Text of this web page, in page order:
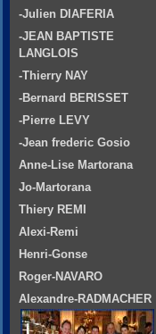
-Julien DIAFERIA
-JEAN BAPTISTE
LANGLOIS
-Thierry NAY
-Bernard BERISSET
-Pierre LEVY
-Jean frederic Gosio
Anne-Lise Martorana
Jo-Martorana
Thiery REMI
Alexi-Remi
Henri-Gonse
Roger-NAVARO
Alexandre-RADMACHER